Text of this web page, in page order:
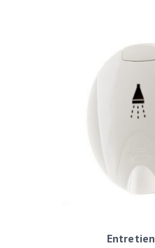
Entretien